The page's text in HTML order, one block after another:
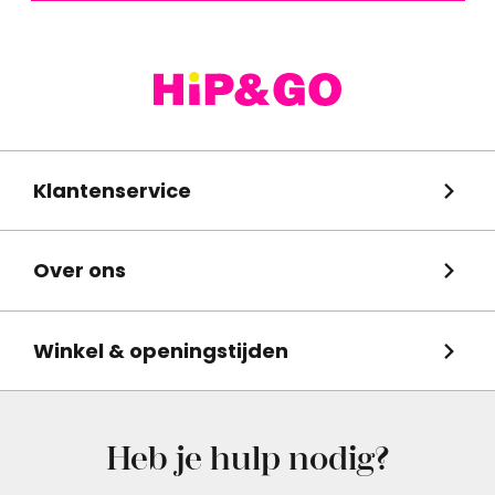
Klantenservice
Over ons
Winkel & openingstijden
Heb je hulp nodig?